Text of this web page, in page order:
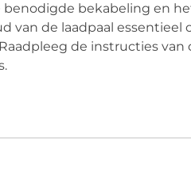
bekabeling en
van de laadpaal essentieel
de instructies van